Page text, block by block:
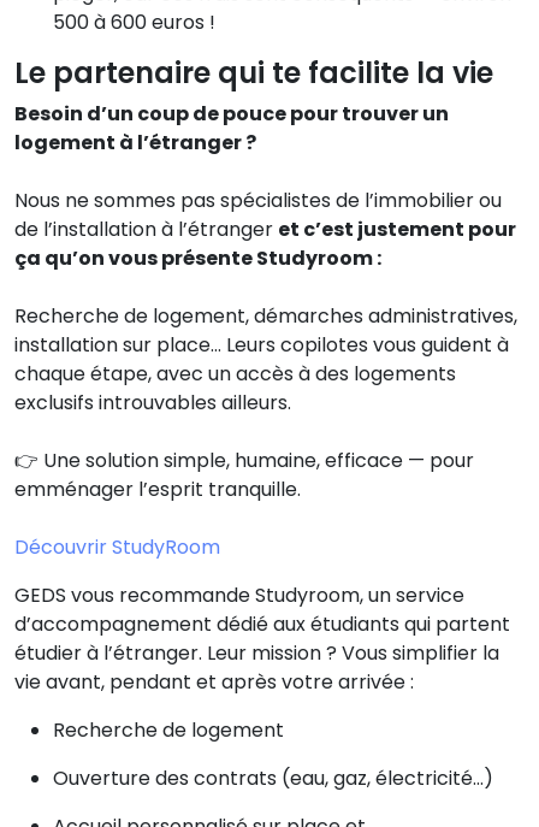
500 à 600 euros !
Le partenaire qui te facilite la vie
Besoin d’un coup de pouce pour trouver un
logement à l’étranger ?
Nous ne sommes pas spécialistes de l’immobilier ou
de l’installation à l’étranger et c’est justement pour
ça qu’on vous présente Studyroom :
Recherche de logement, démarches administratives,
installation sur place… Leurs copilotes vous guident à
chaque étape, avec un accès à des logements
exclusifs introuvables ailleurs.
👉 Une solution simple, humaine, efficace — pour
emménager l’esprit tranquille.
Découvrir StudyRoom
GEDS vous recommande Studyroom, un service
d’accompagnement dédié aux étudiants qui partent
étudier à l’étranger. Leur mission ? Vous simplifier la
vie avant, pendant et après votre arrivée :
Recherche de logement
Ouverture des contrats (eau, gaz, électricité…)